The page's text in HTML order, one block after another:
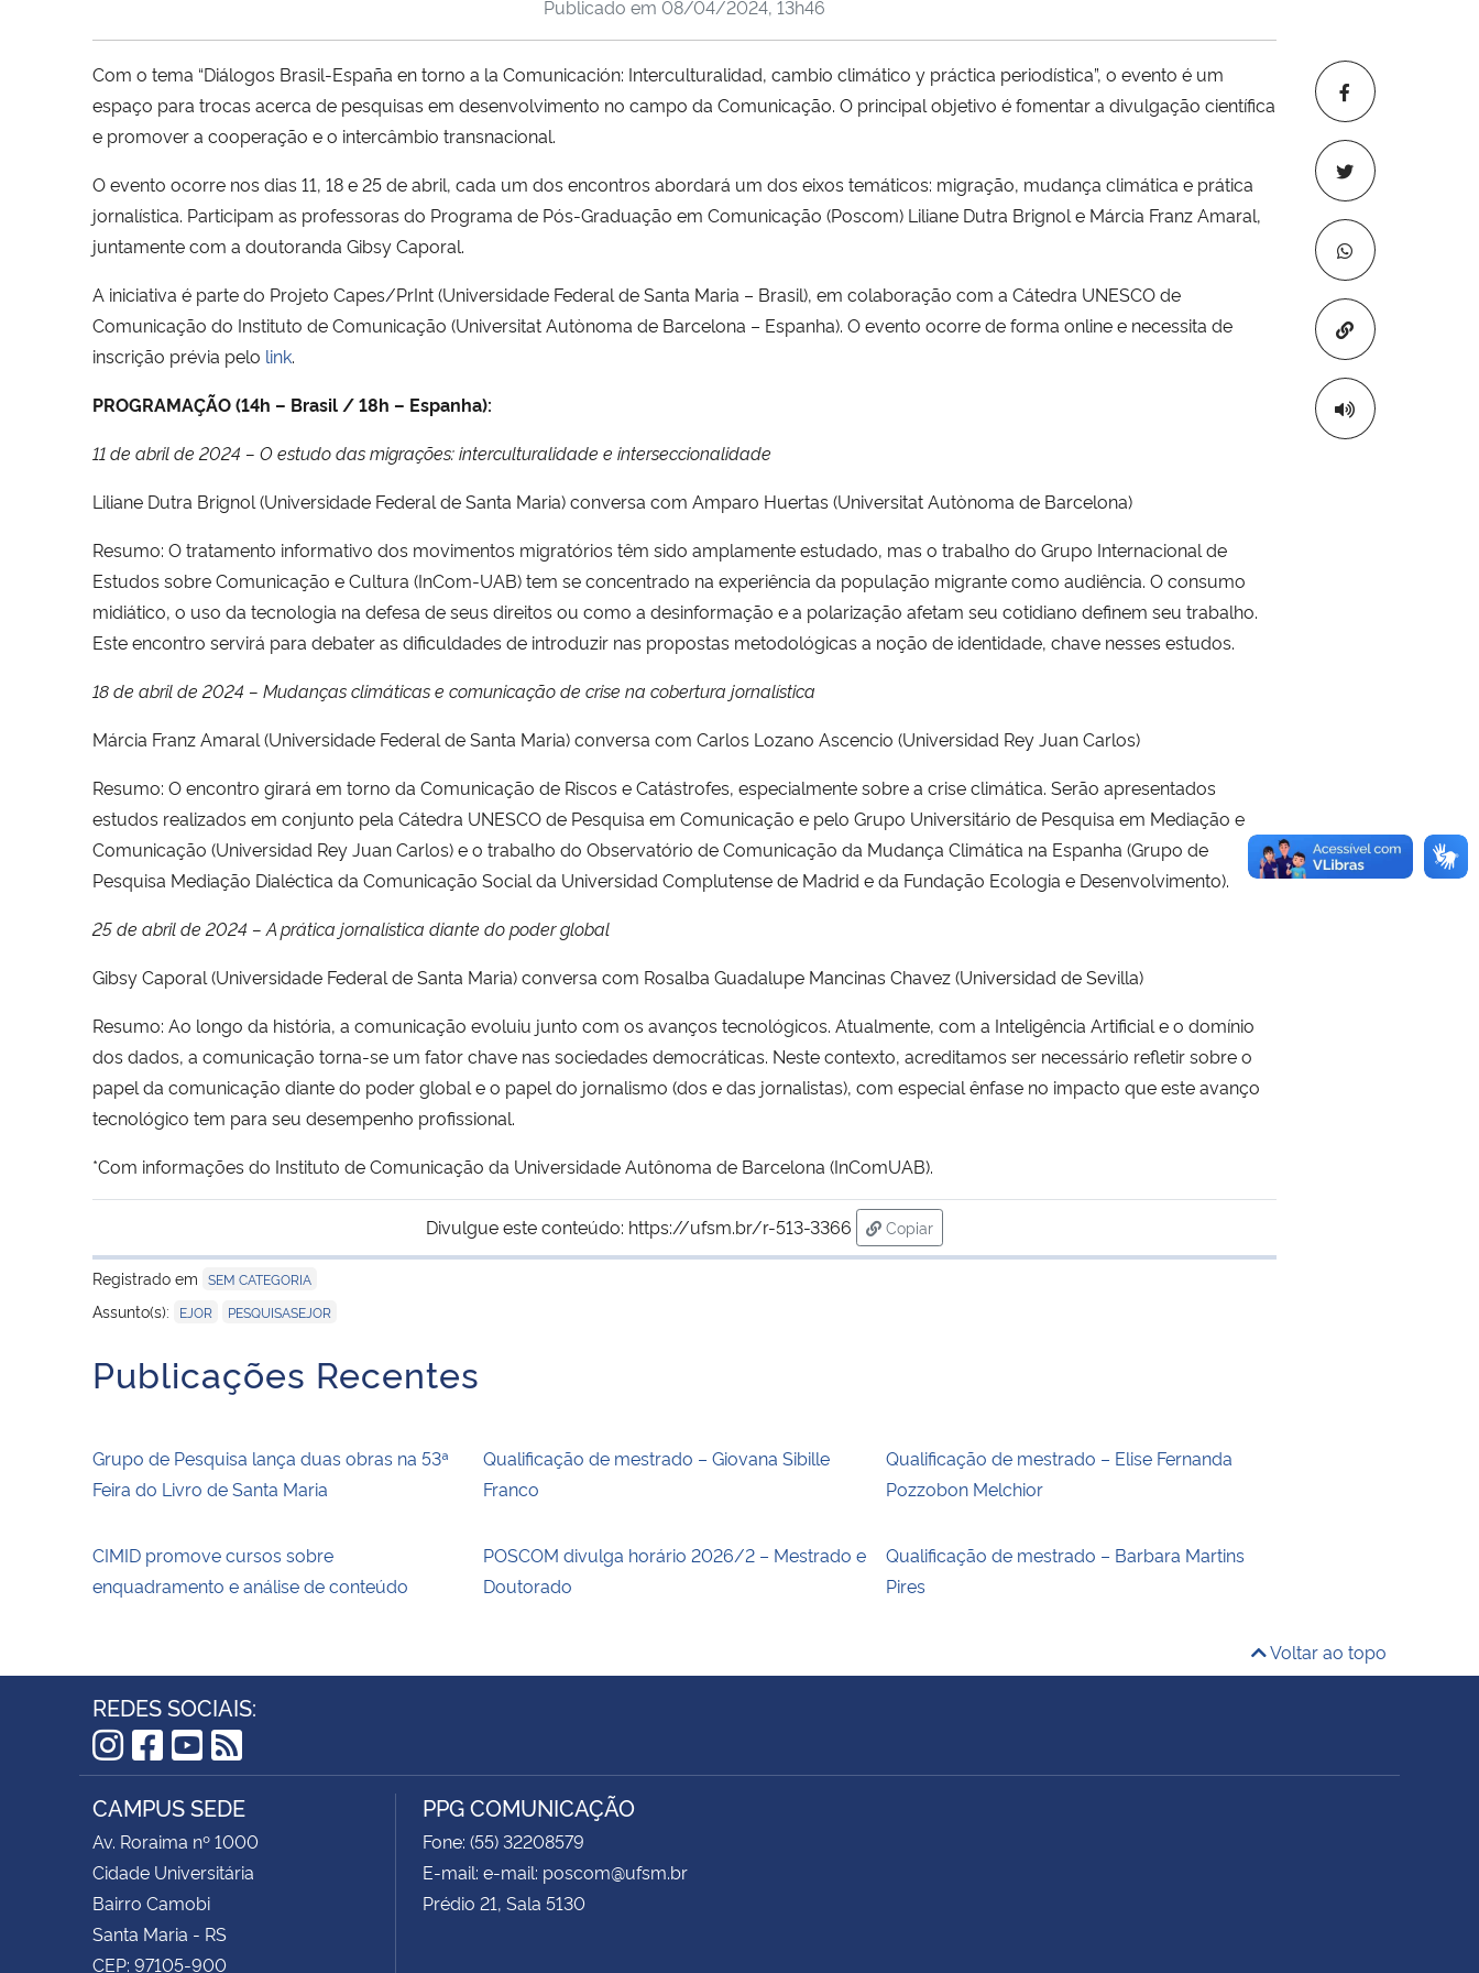
Copiar para
Publicado em 08/04/2024, 13h46
Com o tema “Diálogos Brasil-España en torno a la Comunicación: Interculturalidad, cambio climático y práctica periodística”, o evento é um
espaço para trocas acerca de pesquisas em desenvolvimento no campo da Comunicação. O principal objetivo é fomentar a divulgação científica
e promover a cooperação e o intercâmbio transnacional.
O evento ocorre nos dias 11, 18 e 25 de abril, cada um dos encontros abordará um dos eixos temáticos: migração, mudança climática e prática
jornalística. Participam as professoras do Programa de Pós-Graduação em Comunicação (Poscom) Liliane Dutra Brignol e Márcia Franz Amaral,
juntamente com a doutoranda Gibsy Caporal.
A iniciativa é parte do Projeto Capes/PrInt (Universidade Federal de Santa Maria – Brasil), em colaboração com a Cátedra UNESCO de
Comunicação do Instituto de Comunicação (Universitat Autònoma de Barcelona – Espanha). O evento ocorre de forma online e necessita de
inscrição prévia pelo link.
PROGRAMAÇÃO (14h – Brasil / 18h – Espanha):
11 de abril de 2024 – O estudo das migrações: interculturalidade e interseccionalidade
Liliane Dutra Brignol (Universidade Federal de Santa Maria) conversa com Amparo Huertas (Universitat Autònoma de Barcelona)
Resumo: O tratamento informativo dos movimentos migratórios têm sido amplamente estudado, mas o trabalho do Grupo Internacional de
Estudos sobre Comunicação e Cultura (InCom-UAB) tem se concentrado na experiência da população migrante como audiência. O consumo
midiático, o uso da tecnologia na defesa de seus direitos ou como a desinformação e a polarização afetam seu cotidiano definem seu trabalho.
Este encontro servirá para debater as dificuldades de introduzir nas propostas metodológicas a noção de identidade, chave nesses estudos.
18 de abril de 2024 – Mudanças climáticas e comunicação de crise na cobertura jornalística
Márcia Franz Amaral (Universidade Federal de Santa Maria) conversa com Carlos Lozano Ascencio (Universidad Rey Juan Carlos)
Resumo: O encontro girará em torno da Comunicação de Riscos e Catástrofes, especialmente sobre a crise climática. Serão apresentados
estudos realizados em conjunto pela Cátedra UNESCO de Pesquisa em Comunicação e pelo Grupo Universitário de Pesquisa em Mediação e
Comunicação (Universidad Rey Juan Carlos) e o trabalho do Observatório de Comunicação da Mudança Climática na Espanha (Grupo de
Pesquisa Mediação Dialéctica da Comunicação Social da Universidad Complutense de Madrid e da Fundação Ecologia e Desenvolvimento).
25 de abril de 2024 – A prática jornalística diante do poder global
Gibsy Caporal (Universidade Federal de Santa Maria) conversa com Rosalba Guadalupe Mancinas Chavez (Universidad de Sevilla)
Resumo: Ao longo da história, a comunicação evoluiu junto com os avanços tecnológicos. Atualmente, com a Inteligência Artificial e o domínio
dos dados, a comunicação torna-se um fator chave nas sociedades democráticas. Neste contexto, acreditamos ser necessário refletir sobre o
papel da comunicação diante do poder global e o papel do jornalismo (dos e das jornalistas), com especial ênfase no impacto que este avanço
tecnológico tem para seu desempenho profissional.
*Com informações do Instituto de Comunicação da Universidade Autônoma de Barcelona (InComUAB).
Divulgue este conteúdo: https://ufsm.br/r-513-3366
Copiar
para área de transferência
Registrado em SEM CATEGORIA
Assunto(s): EJOR PESQUISASEJOR
Publicações Recentes
Grupo de Pesquisa lança duas obras na 53ª
Feira do Livro de Santa Maria
Qualificação de mestrado – Giovana Sibille
Franco
Qualificação de mestrado – Elise Fernanda
Pozzobon Melchior
CIMID promove cursos sobre
enquadramento e análise de conteúdo
POSCOM divulga horário 2026/2 – Mestrado e
Doutorado
Qualificação de mestrado – Barbara Martins
Pires
Voltar ao topo
REDES SOCIAIS:
Instagram
Facebook
YouTube
RSS
CAMPUS SEDE
Av. Roraima nº 1000
Cidade Universitária
Bairro Camobi
Santa Maria - RS
CEP: 97105-900
PPG COMUNICAÇÃO
Fone: (55) 32208579
E-mail: e-mail: poscom@ufsm.br
Prédio 21, Sala 5130